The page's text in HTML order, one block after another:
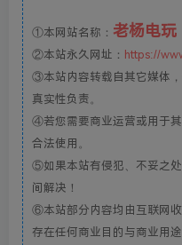
①本网站名称： 老杨电玩
②本站永久网址： https://
③本站内容转载自其它媒体
真实性负责。
④若您需要商业运营或用于
合法使用。
⑤如果本站有侵犯、不妥之
间解决！
⑥本站部分内容均由互联网
存在任何商业目的与商业用途